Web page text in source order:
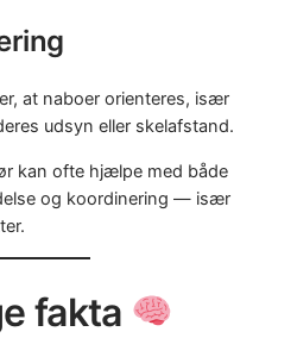
at naboer orienteres, især
udsyn eller skelafstand.
kan ofte hjælpe med både
og koordinering — især
fakta